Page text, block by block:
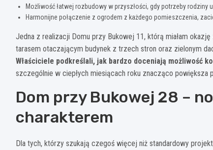
Możliwość łatwej rozbudowy w przyszłości, gdy potrzeby rodziny
Harmonijne połączenie z ogrodem z każdego pomieszczenia,
Jedna z realizacji Domu przy Bukowej 11, którą miałam
tarasem otaczającym budynek z trzech stron oraz zielonym
Właściciele podkreślali, jak bardzo doceniają możliwość
szczególnie w ciepłych miesiącach roku znacząco powiększa
Dom przy Bukowej 28 –
charakterem
Dla tych, którzy szukają czegoś więcej niż standardowy